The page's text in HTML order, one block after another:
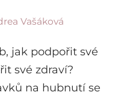
Vašáková
jak podpořit své
své zdraví?
na hubnutí se